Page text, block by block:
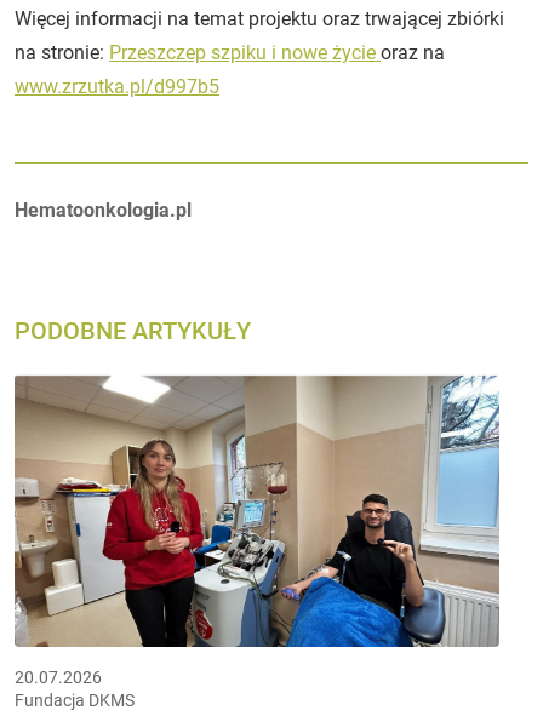
Więcej informacji na temat projektu oraz trwającej zbiórki
na stronie: Przeszczep szpiku i nowe życie oraz na
www.zrzutka.pl/d997b5
Autorzy:
Hematoonkologia.pl
PODOBNE ARTYKUŁY
20.07.2026
Fundacja DKMS